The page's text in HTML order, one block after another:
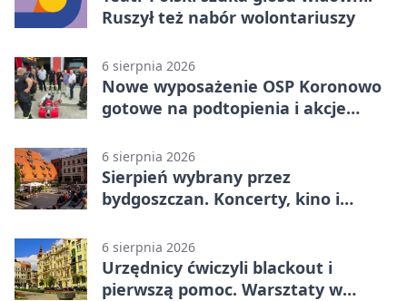
Ruszył też nabór wolontariuszy
6 sierpnia 2026
Nowe wyposażenie OSP Koronowo
gotowe na podtopienia i akcje
6 sierpnia 2026
Sierpień wybrany przez
bydgoszczan. Koncerty, kino i
6 sierpnia 2026
Urzędnicy ćwiczyli blackout i
pierwszą pomoc. Warsztaty w